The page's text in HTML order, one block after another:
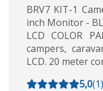
BRV7 KIT-1
inch Monitor -
LCD COLOR
campers,
LCD. 20 meter
5,0(1)